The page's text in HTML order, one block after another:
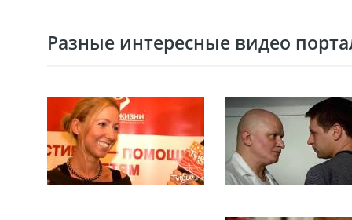
Разные интересные видео